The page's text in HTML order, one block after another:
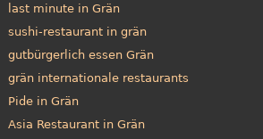
last minute in Grän
sushi-restaurant in grän
gutbürgerlich essen Grän
grän internationale restaurants
Pide in Grän
Asia Restaurant in Grän